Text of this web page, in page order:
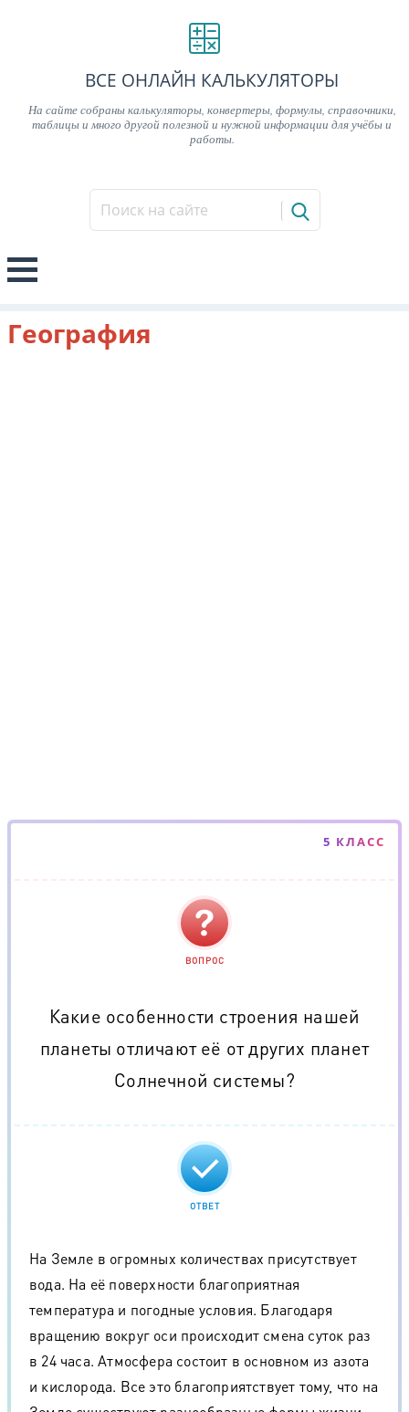
ВСЕ ОНЛАЙН КАЛЬКУЛЯТОРЫ
На сайте собраны калькуляторы, конвертеры, формулы, справочники,
таблицы и много другой полезной и нужной информации для учёбы и
работы.
География
5 КЛАСС
ВОПРОС
Какие особенности строения нашей
планеты отличают её от других планет
Солнечной системы?
ОТВЕТ
На Земле в огромных количествах присутствует
вода. На её поверхности благоприятная
температура и погодные условия. Благодаря
вращению вокруг оси происходит смена суток раз
в 24 часа. Атмосфера состоит в основном из азота
и кислорода. Все это благоприятствует тому, что на